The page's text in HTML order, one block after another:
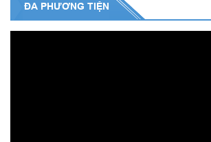
ĐA PHƯƠNG TIỆN